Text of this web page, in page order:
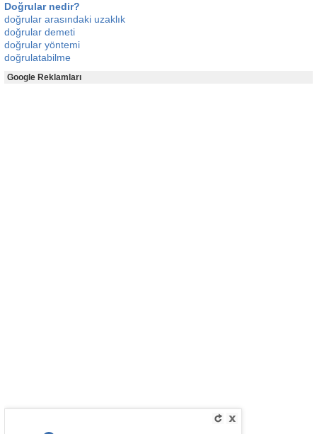
Doğrular nedir?
doğrular arasındaki uzaklık
doğrular demeti
doğrular yöntemi
doğrulatabilme
Google Reklamları